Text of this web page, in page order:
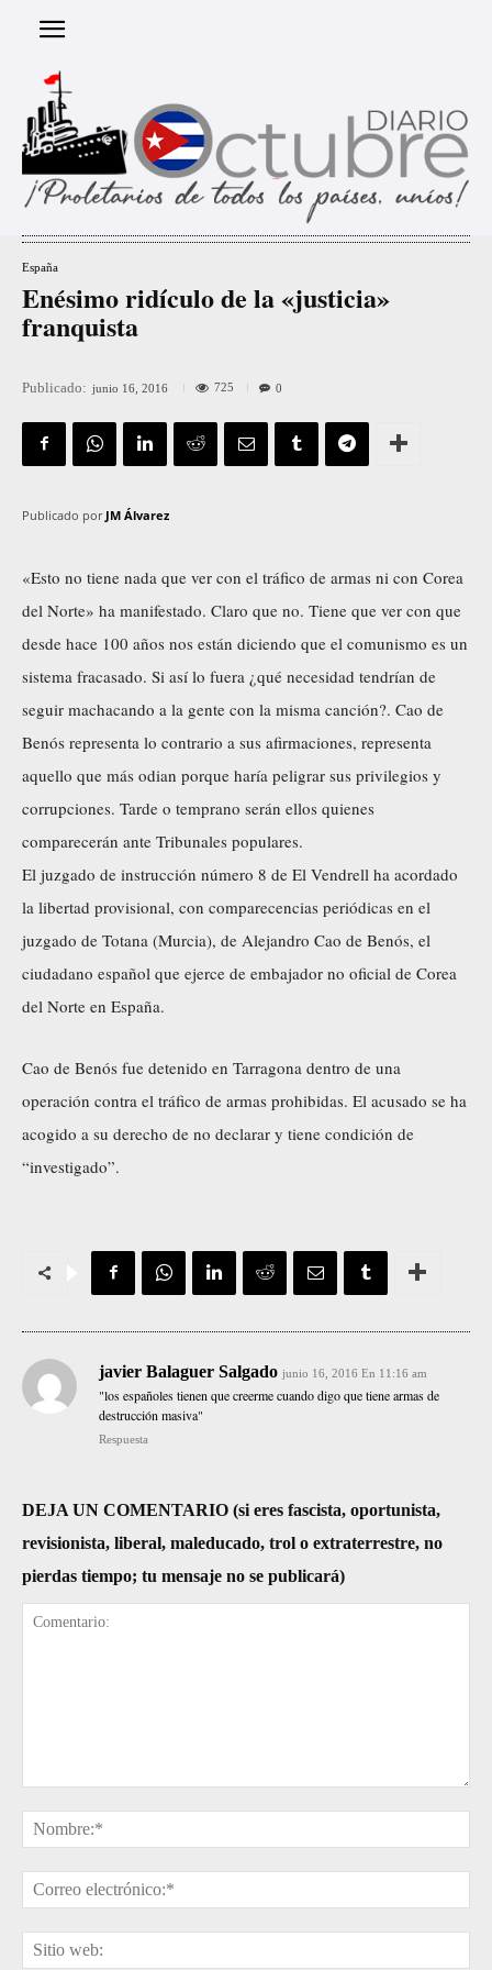
España
Enésimo ridículo de la «justicia»
franquista
Publicado: junio 16, 2016 725 0
Publicado por JM Álvarez
«Esto no tiene nada que ver con el tráfico de armas ni con Corea
del Norte» ha manifestado. Claro que no. Tiene que ver con que
desde hace 100 años nos están diciendo que el comunismo es un
sistema fracasado. Si así lo fuera ¿qué necesidad tendrían de
seguir machacando a la gente con la misma canción?. Cao de
Benós representa lo contrario a sus afirmaciones, representa
aquello que más odian porque haría peligrar sus privilegios y
corrupciones. Tarde o temprano serán ellos quienes
comparecerán ante Tribunales populares.
El juzgado de instrucción número 8 de El Vendrell ha acordado
la libertad provisional, con comparecencias periódicas en el
juzgado de Totana (Murcia), de Alejandro Cao de Benós, el
ciudadano español que ejerce de embajador no oficial de Corea
del Norte en España.
Cao de Benós fue detenido en Tarragona dentro de una
operación contra el tráfico de armas prohibidas. El acusado se ha
acogido a su derecho de no declarar y tiene condición de
“investigado”.
javier Balaguer Salgado junio 16, 2016 En 11:16 am
"los españoles tienen que creerme cuando digo que tiene armas de
destrucción masiva"
Respuesta
DEJA UN COMENTARIO (si eres fascista, oportunista,
revisionista, liberal, maleducado, trol o extraterrestre, no
pierdas tiempo; tu mensaje no se publicará)